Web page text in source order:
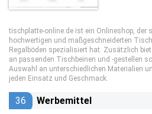
tischplatte-online.de ist ein Onlineshop, der
hochwertigen und maßgeschneiderten
Regalböden spezialisiert hat. Zusätzlich
an passenden Tischbeinen und -gestellen
Auswahl an unterschiedlichen Materialien
jeden Einsatz und Geschmack.
36 Werbemittel